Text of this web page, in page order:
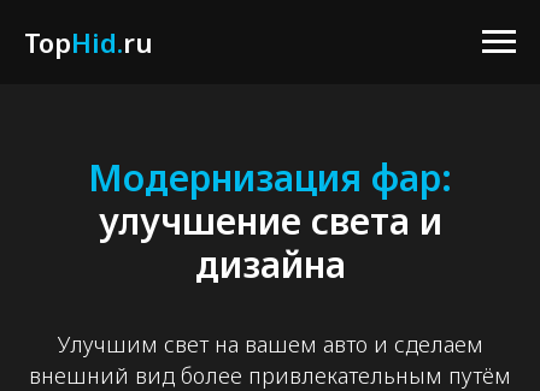
TopHid.ru
TopHid.ru
Модернизация фар:
улучшение света и
дизайна
Улучшим свет на вашем авто и сделаем
внешний вид более привлекательным путём